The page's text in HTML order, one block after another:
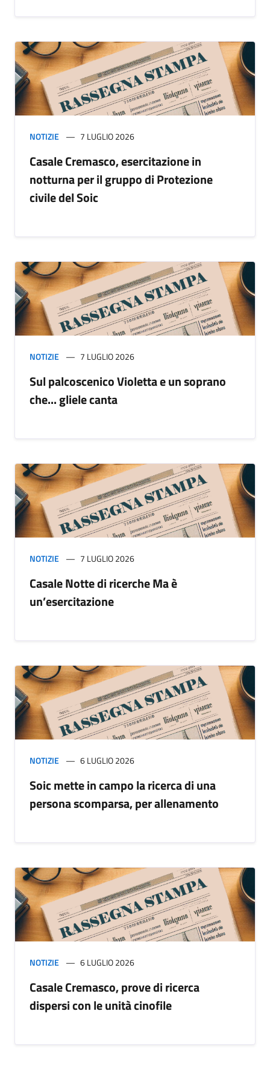
NOTIZIE 7 LUGLIO 2026
Casale Cremasco, esercitazione in
notturna per il gruppo di Protezione
civile del Soic
NOTIZIE 7 LUGLIO 2026
Sul palcoscenico Violetta e un soprano
che... gliele canta
NOTIZIE 7 LUGLIO 2026
Casale Notte di ricerche Ma è
un’esercitazione
NOTIZIE 6 LUGLIO 2026
Soic mette in campo la ricerca di una
persona scomparsa, per allenamento
NOTIZIE 6 LUGLIO 2026
Casale Cremasco, prove di ricerca
dispersi con le unità cinofile